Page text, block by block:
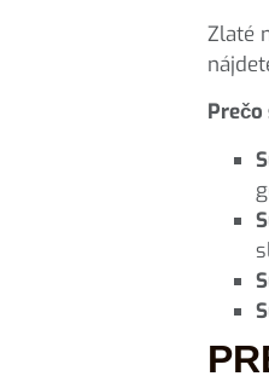
Zlaté